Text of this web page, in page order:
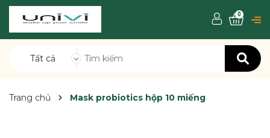
Tất cả
0
Trang chủ Mask probiotics hộp 10 miếng